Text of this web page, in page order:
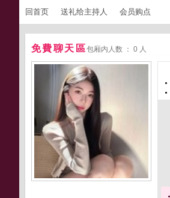
回首页 送礼给主持人 会员购点
免費聊天區包厢内人数 ： 0 人